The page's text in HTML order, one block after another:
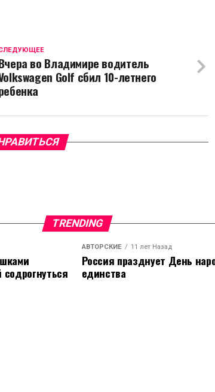
во Владимире водитель
Golf сбил 10-летнего
TRENDING
АВТОРСКИЕ 11 лет Назад
Россия празднует День
единства